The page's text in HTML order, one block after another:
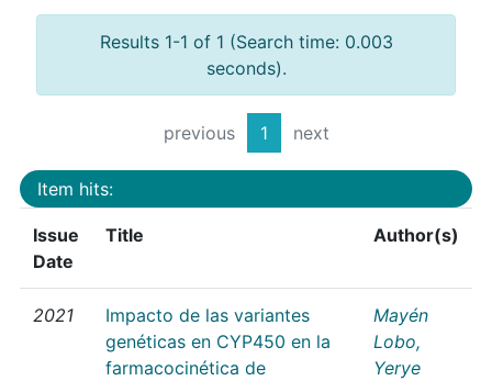
Results 1-1 of 1 (Search time: 0.003
seconds).
previous 1 next
Item hits:
Issue
Date
Title Author(s)
2021
Impacto de las variantes
genéticas en CYP450 en la
farmacocinética de
Mayén
Lobo,
Yerye